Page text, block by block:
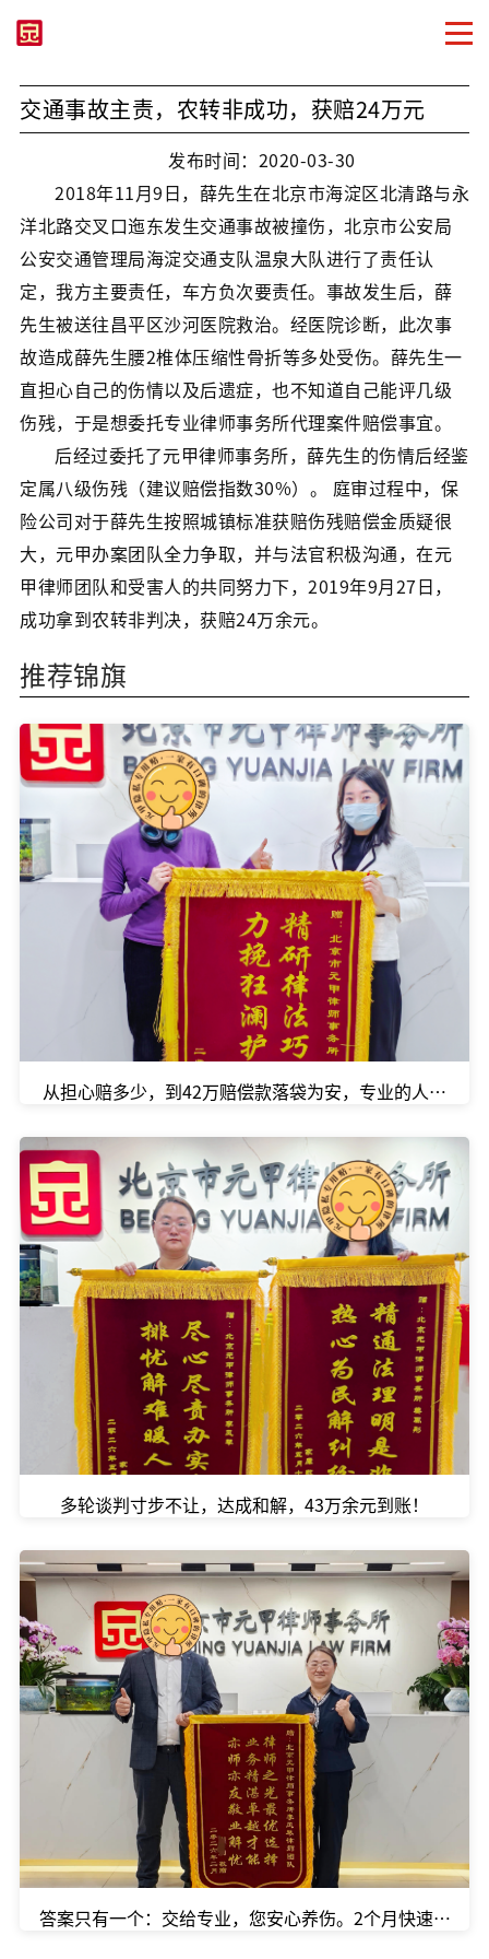
交通事故主责，农转非成功，获赔24万元
发布时间：2020-03-30
2018年11月9日，薛先生在北京市海淀区北清路与永
洋北路交叉口迤东发生交通事故被撞伤，北京市公安局
公安交通管理局海淀交通支队温泉大队进行了责任认
定，我方主要责任，车方负次要责任。事故发生后，薛
先生被送往昌平区沙河医院救治。经医院诊断，此次事
故造成薛先生腰2椎体压缩性骨折等多处受伤。薛先生一
直担心自己的伤情以及后遗症，也不知道自己能评几级
伤残，于是想委托专业律师事务所代理案件赔偿事宜。
后经过委托了元甲律师事务所，薛先生的伤情后经鉴
定属八级伤残（建议赔偿指数30%）。 庭审过程中，保
险公司对于薛先生按照城镇标准获赔伤残赔偿金质疑很
大，元甲办案团队全力争取，并与法官积极沟通，在元
甲律师团队和受害人的共同努力下，2019年9月27日，
成功拿到农转非判决，获赔24万余元。
推荐锦旗
从担心赔多少，到42万赔偿款落袋为安，专业的人办专业
多轮谈判寸步不让，达成和解，43万余元到账！
答案只有一个：交给专业，您安心养伤。2个月快速达成